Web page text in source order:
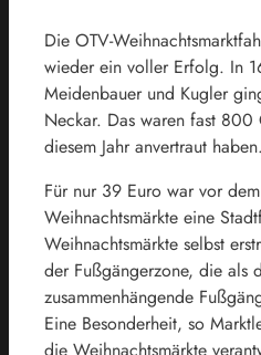
Die OTV-
wieder ein voller Erfolg. In
Meidenbauer und Kugler
Neckar. Das waren fast
diesem Jahr anvertraut haben.
Für nur 39 Euro war vor
Weihnachtsmärkte eine
Weihnachtsmärkte selbst
der Fußgängerzone, die als
zusammenhängende
Eine Besonderheit, so
die Weihnachtsmärkte